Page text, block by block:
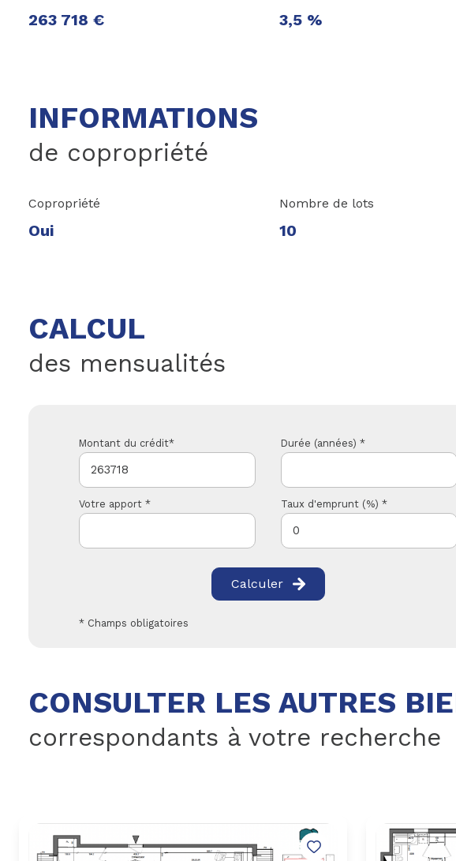
263 718 € 3,5 %
INFORMATIONS
de copropriété
Copropriété
Oui
Nombre de lots
10
CALCUL
des mensualités
Montant du crédit* Durée (années) *
Votre apport * Taux d'emprunt (%) *
Calculer
* Champs obligatoires
CONSULTER LES AUTRES
correspondants à votre recherche